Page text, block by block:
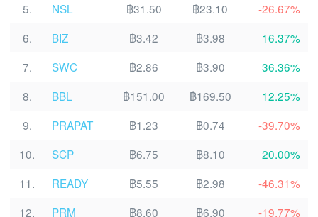
5.
NSL ฿31.50 ฿23.10
-26.67%
6.
BIZ ฿3.42 ฿3.98
16.37%
7.
SWC ฿2.86 ฿3.90
36.36%
8.
BBL ฿151.00 ฿169.50
12.25%
9.
PRAPAT ฿1.23 ฿0.74
-39.70%
10.
SCP ฿6.75 ฿8.10
20.00%
11.
READY ฿5.55 ฿2.98
-46.31%
12.
PRM ฿8.60 ฿6.90 -19.77%